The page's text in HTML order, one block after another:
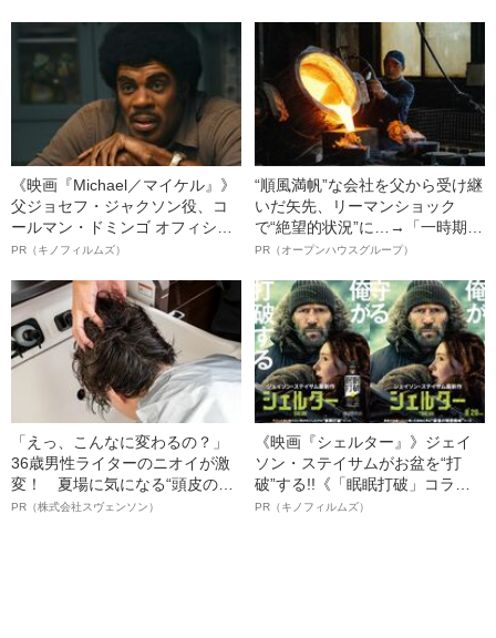
《映画『Michael／マイケル』》
父ジョセフ・ジャクソン役、コ
ールマン・ドミンゴ オフィシャ
ルインタビュー“観客を魅了した
語る”《日本興収70億円突破》
PR（キノフィルムズ）
“順風満帆”な会社を父から受け継
いだ矢先、リーマンショック
で“絶望的状況”に…→「一時期は
納品3年待ち」のヒット商品を生
明かす、“逆転の戦術”
PR（オープンハウスグループ）
「えっ、こんなに変わるの？」
36歳男性ライターのニオイが激
変！ 夏場に気になる“頭皮のニ
オイ”や“ベタつき”を解消す
PR（株式会社スヴェンソン）
《映画『シェルター』》ジェイ
ソン・ステイサムがお盆を“打
破”する!!《「眠眠打破」コラ
ボ》
PR（キノフィルムズ）